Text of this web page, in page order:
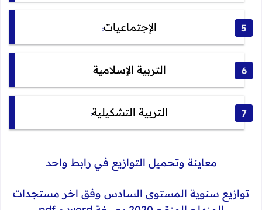
الإجتماعيات:
التربية الإسلامية
التربية التشكيلية:
معاينة وتحميل التوازيع في رابط واحد
توازيع سنوية المستوى السادس وفق اخر مستجدات